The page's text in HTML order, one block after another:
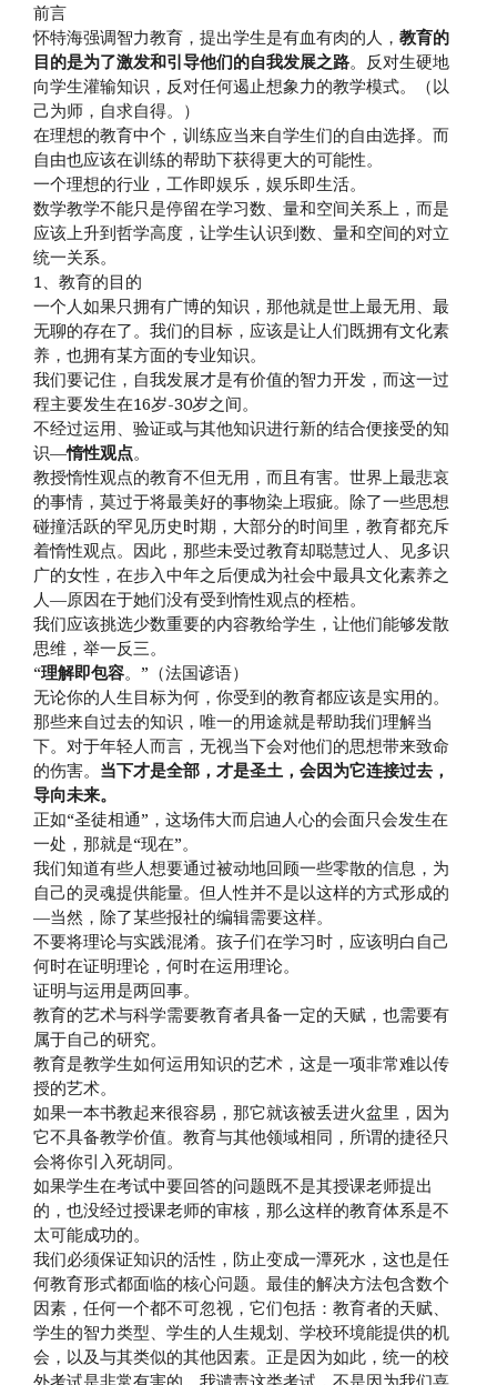
前言
怀特海强调智力教育，提出学生是有血有肉的人， 教育的
目的是为了激发和引导他们的自我发展之路。反对生硬地
向学生灌输知识，反对任何遏止想象力的教学模式。（以
己为师，自求自得。）
在理想的教育中个，训练应当来自学生们的自由选择。而
自由也应该在训练的帮助下获得更大的可能性。
一个理想的行业，工作即娱乐，娱乐即生活。
数学教学不能只是停留在学习数、量和空间关系上，而是
应该上升到哲学高度，让学生认识到数、量和空间的对立
统一关系。
1、教育的目的
一个人如果只拥有广博的知识，那他就是世上最无用、最
无聊的存在了。我们的目标，应该是让人们既拥有文化素
养，也拥有某方面的专业知识。
我们要记住，自我发展才是有价值的智力开发，而这一过
程主要发生在16岁-30岁之间。
不经过运用、验证或与其他知识进行新的结合便接受的知
识—惰性观点。
教授惰性观点的教育不但无用，而且有害。世界上最悲哀
的事情，莫过于将最美好的事物染上瑕疵。除了一些思想
碰撞活跃的罕见历史时期，大部分的时间里，教育都充斥
着惰性观点。因此，那些未受过教育却聪慧过人、见多识
广的女性，在步入中年之后便成为社会中最具文化素养之
人—原因在于她们没有受到惰性观点的桎梏。
我们应该挑选少数重要的内容教给学生，让他们能够发散
思维，举一反三。
“理解即包容。”（法国谚语）
无论你的人生目标为何，你受到的教育都应该是实用的。
那些来自过去的知识，唯一的用途就是帮助我们理解当
下。对于年轻人而言，无视当下会对他们的思想带来致命
的伤害。 当下才是全部，才是圣土，会因为它连接过去，
导向未来。
正如“圣徒相通”，这场伟大而启迪人心的会面只会发生在
一处，那就是“现在”。
我们知道有些人想要通过被动地回顾一些零散的信息，为
自己的灵魂提供能量。但人性并不是以这样的方式形成的
—当然，除了某些报社的编辑需要这样。
不要将理论与实践混淆。孩子们在学习时，应该明白自己
何时在证明理论，何时在运用理论。
证明与运用是两回事。
教育的艺术与科学需要教育者具备一定的天赋，也需要有
属于自己的研究。
教育是教学生如何运用知识的艺术，这是一项非常难以传
授的艺术。
如果一本书教起来很容易，那它就该被丢进火盆里，因为
它不具备教学价值。教育与其他领域相同，所谓的捷径只
会将你引入死胡同。
如果学生在考试中要回答的问题既不是其授课老师提出
的，也没经过授课老师的审核，那么这样的教育体系是不
太可能成功的。
我们必须保证知识的活性，防止变成一潭死水，这也是任
何教育形式都面临的核心问题。最佳的解决方法包含数个
因素，任何一个都不可忽视，它们包括：教育者的天赋、
学生的智力类型、学生的人生规划、学校环境能提供的机
会，以及与其类似的其他因素。正是因为如此，统一的校